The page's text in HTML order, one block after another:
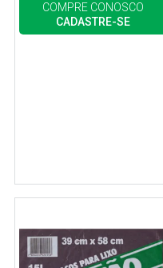
COMPRE CONOSCO
CADASTRE-SE